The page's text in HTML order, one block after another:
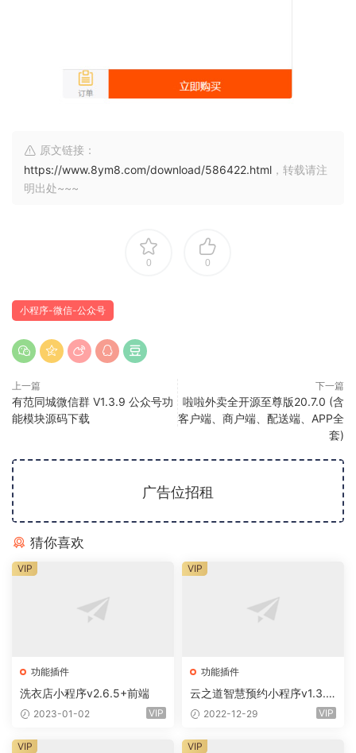
原文链接：
https://www.8ym8.com/download/586422.html ，转载请注
明出处~~~
0 0
小程序-微信-公众号
上一篇
有范同城微信群 V1.3.9 公众号功
能模块源码下载
下一篇
啦啦外卖全开源至尊版20.7.0 (含
客户端、商户端、配送端、APP全
套)
广告位招租
猜你喜欢
功能插件
洗衣店小程序v2.6.5+前端
2023-01-02 VIP
VIP
功能插件
云之道智慧预约小程序v1.3.0
+前端2022-12-29 VIP
VIP
VIP VIP